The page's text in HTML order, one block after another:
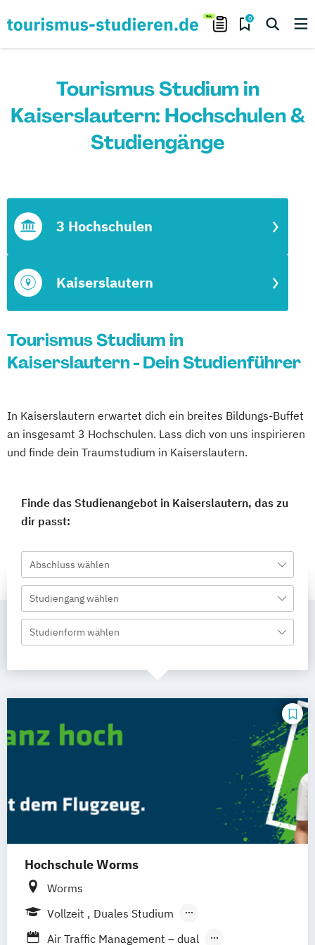
0
Tourismus Studium in
Kaiserslautern: Hochschulen &
Studiengänge
Kaiserslautern
3 Hochschulen
Tourismus Studium in
Kaiserslautern - Dein Studienführer
In Kaiserslautern erwartet dich ein breites Bildungs-Buffet
an insgesamt 3 Hochschulen. Lass dich von uns inspirieren
und finde dein Traumstudium in Kaiserslautern.
Finde das Studienangebot in Kaiserslautern, das zu
dir passt:
Abschluss wählen
Studiengang wählen
Studienform wählen
Hochschule Worms
Worms
Vollzeit
Duales Studium
Berufsbegleitendes Präsenzstudium
Air Traffic Management – dual